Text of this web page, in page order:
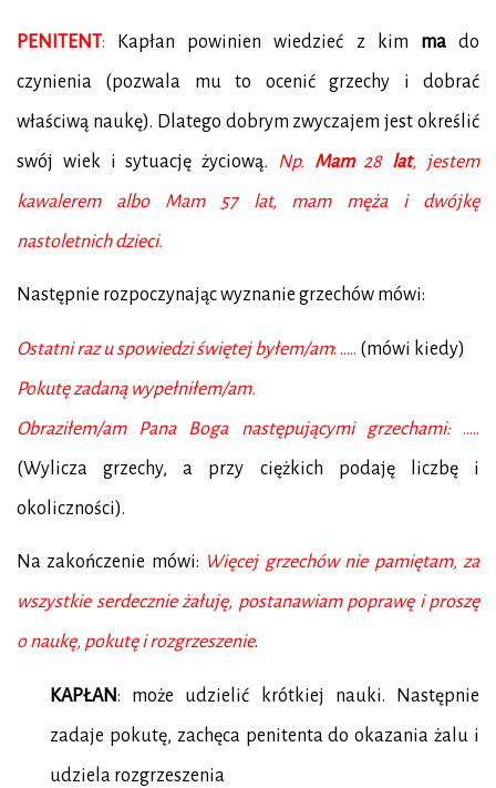
PENITENT: Kapłan powinien wiedzieć z kim mado
czynienia (pozwala mu to ocenić grzechy i dobrać
właściwą naukę). Dlatego dobrym zwyczajem jest określić
swój wiek i sytuację życiową. Np. Mam28 lat, jestem
kawalerem albo Mam 57 lat, mam męża i dwójkę
nastoletnich dzieci.
Następnie rozpoczynając wyznanie grzechów mówi:
Ostatni raz u spowiedzi świętej byłem/am: ….. (mówi kiedy)
Pokutę zadaną wypełniłem/am.
Obraziłem/am Pana Boga następującymi grzechami:.....
(Wylicza grzechy, a przy ciężkich podaję liczbę i
okoliczności).
Na zakończenie mówi: Więcej grzechów nie pamiętam, za
wszystkie serdecznie żałuję, postanawiam poprawę i proszę
o naukę, pokutę i rozgrzeszenie.
KAPŁAN: może udzielić krótkiej nauki. Następnie
zadaje pokutę, zachęca penitenta do okazania żalu i
udziela rozgrzeszenia